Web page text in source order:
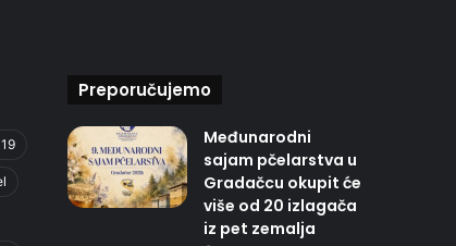
Preporučujemo
Međunarodni
sajam pčelarstva u
Gradačcu okupit će
više od 20 izlagača
iz pet zemalja